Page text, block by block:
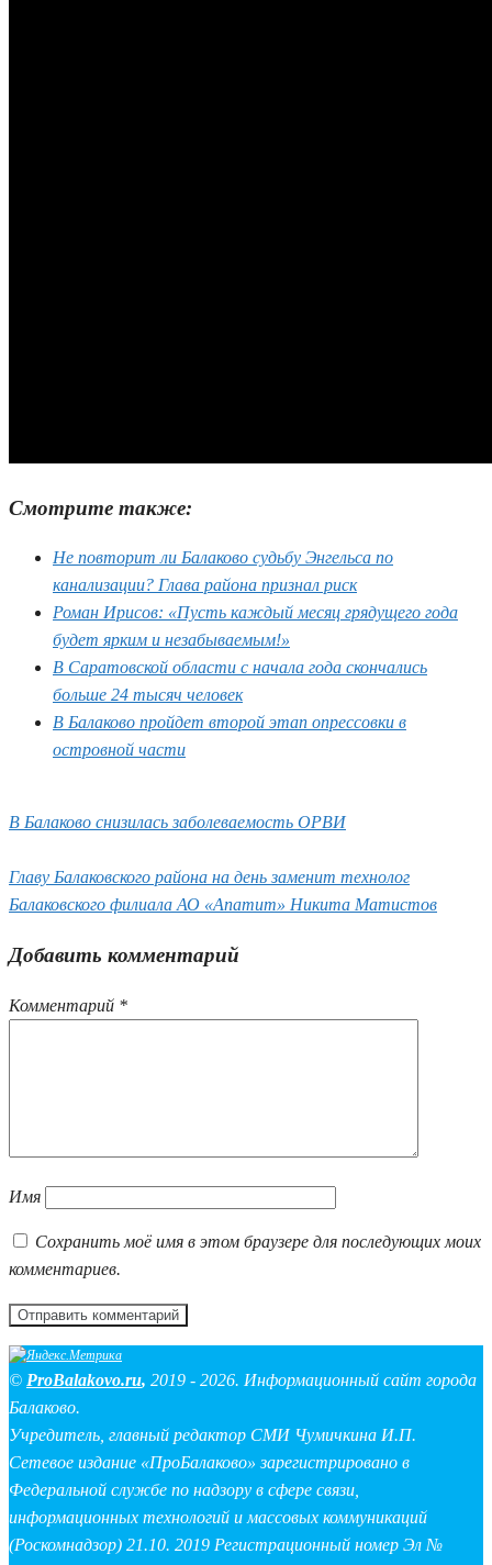
Смотрите также:
Не повторит ли Балаково судьбу Энгельса по
канализации? Глава района признал риск
Роман Ирисов: «Пусть каждый месяц грядущего года
будет ярким и незабываемым!»
В Саратовской области с начала года скончались
больше 24 тысяч человек
В Балаково пройдет второй этап опрессовки в
островной части
В Балаково снизилась заболеваемость ОРВИ
Главу Балаковского района на день заменит технолог
Балаковского филиала АО «Апатит» Никита Матистов
Добавить комментарий
Комментарий *
Имя
Сохранить моё имя в этом браузере для последующих моих
комментариев.
© ProBalakovo.ru, 2019 - 2026. Информационный сайт города
Балаково.
Учредитель, главный редактор СМИ Чумичкина И.П.
Сетевое издание «ПроБалаково» зарегистрировано в
Федеральной службе по надзору в сфере связи,
информационных технологий и массовых коммуникаций
(Роскомнадзор) 21.10. 2019 Регистрационный номер Эл №